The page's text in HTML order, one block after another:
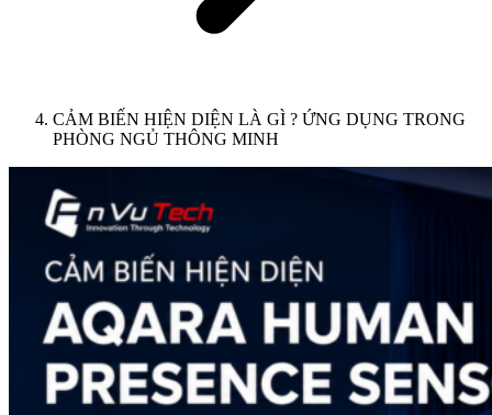
CẢM BIẾN HIỆN DIỆN LÀ GÌ ? ỨNG DỤNG TRONG
PHÒNG NGỦ THÔNG MINH